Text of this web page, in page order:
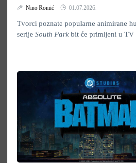
Nino Romić 01.07.2026.
Tvorci poznate popularne animirane
serije South Park bit će primljeni u TV